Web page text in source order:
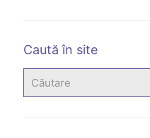
Caută în site